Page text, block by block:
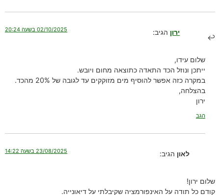
ירון הגיב: 02/10/2025 בשעה 20:24
שלום עידו,
ייתכן ונוזל הכד התאדה כתוצאה מחום ויובש.
במקרה כזה אפשר להוסיף מים מזוקקים עד לגובה של 20% מהכד.
בהצלחה,
ירון
הגב
לאון הגיב: 23/08/2025 בשעה 14:22
שלום ירון!
קודם כל תודה על האינפורמציה שקיבלתי על דיאונייה.